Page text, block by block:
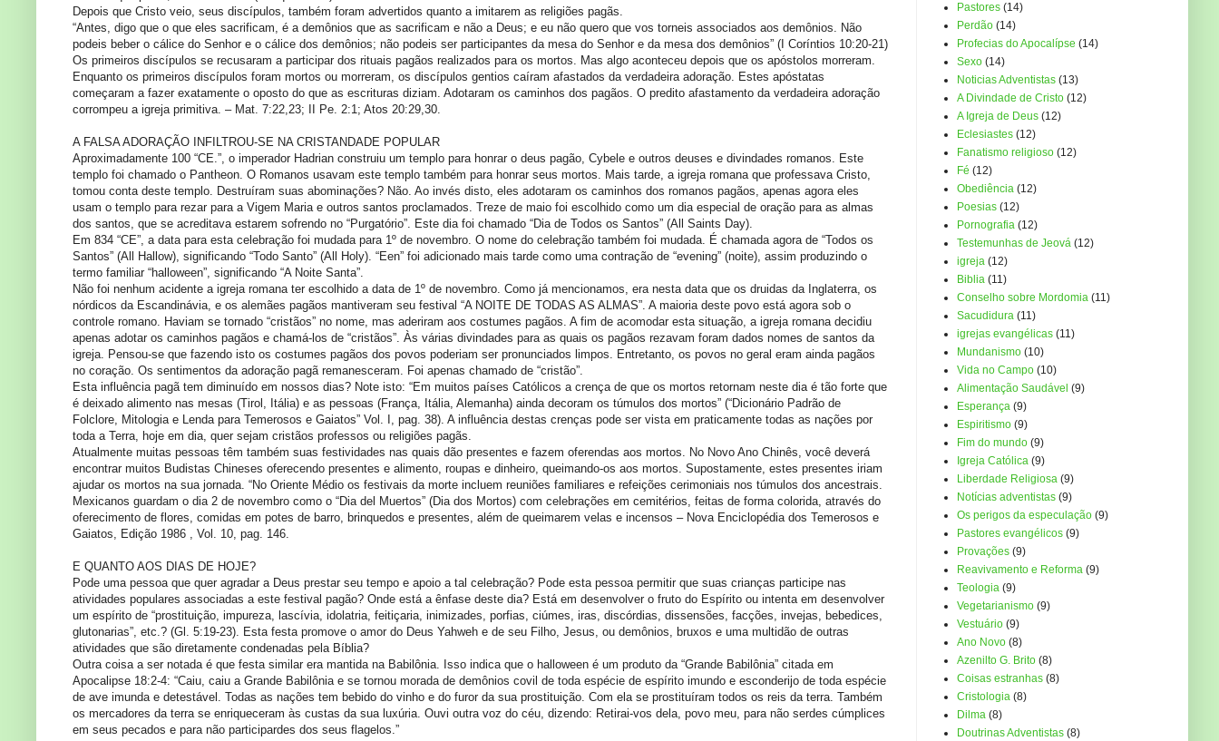
Depois que Cristo veio, seus discípulos, também foram advertidos quanto a imitarem as religiões pagãs.
“Antes, digo que o que eles sacrificam, é a demônios que as sacrificam e não a Deus; e eu não quero que vos torneis associados aos demônios. Não
podeis beber o cálice do Senhor e o cálice dos demônios; não podeis ser participantes da mesa do Senhor e da mesa dos demônios” (I Coríntios 10:20-21)
Os primeiros discípulos se recusaram a participar dos rituais pagãos realizados para os mortos. Mas algo aconteceu depois que os apóstolos morreram.
Enquanto os primeiros discípulos foram mortos ou morreram, os discípulos gentios caíram afastados da verdadeira adoração. Estes apóstatas
começaram a fazer exatamente o oposto do que as escrituras diziam. Adotaram os caminhos dos pagãos. O predito afastamento da verdadeira adoração
corrompeu a igreja primitiva. – Mat. 7:22,23; II Pe. 2:1; Atos 20:29,30.
A FALSA ADORAÇÃO INFILTROU-SE NA CRISTANDADE POPULAR
Aproximadamente 100 “CE.”, o imperador Hadrian construiu um templo para honrar o deus pagão, Cybele e outros deuses e divindades romanos. Este
templo foi chamado o Pantheon. O Romanos usavam este templo também para honrar seus mortos. Mais tarde, a igreja romana que professava Cristo,
tomou conta deste templo. Destruíram suas abominações? Não. Ao invés disto, eles adotaram os caminhos dos romanos pagãos, apenas agora eles
usam o templo para rezar para a Vigem Maria e outros santos proclamados. Treze de maio foi escolhido como um dia especial de oração para as almas
dos santos, que se acreditava estarem sofrendo no “Purgatório”. Este dia foi chamado “Dia de Todos os Santos” (All Saints Day).
Em 834 “CE”, a data para esta celebração foi mudada para 1º de novembro. O nome do celebração também foi mudada. É chamada agora de “Todos os
Santos” (All Hallow), significando “Todo Santo” (All Holy). “Een” foi adicionado mais tarde como uma contração de “evening” (noite), assim produzindo o
termo familiar “halloween”, significando “A Noite Santa”.
Não foi nenhum acidente a igreja romana ter escolhido a data de 1º de novembro. Como já mencionamos, era nesta data que os druidas da Inglaterra, os
nórdicos da Escandinávia, e os alemães pagãos mantiveram seu festival “A NOITE DE TODAS AS ALMAS”. A maioria deste povo está agora sob o
controle romano. Haviam se tornado “cristãos” no nome, mas aderiram aos costumes pagãos. A fim de acomodar esta situação, a igreja romana decidiu
apenas adotar os caminhos pagãos e chamá-los de “cristãos”. Às várias divindades para as quais os pagãos rezavam foram dados nomes de santos da
igreja. Pensou-se que fazendo isto os costumes pagãos dos povos poderiam ser pronunciados limpos. Entretanto, os povos no geral eram ainda pagãos
no coração. Os sentimentos da adoração pagã remanesceram. Foi apenas chamado de “cristão”.
Esta influência pagã tem diminuído em nossos dias? Note isto: “Em muitos países Católicos a crença de que os mortos retornam neste dia é tão forte que
é deixado alimento nas mesas (Tirol, Itália) e as pessoas (França, Itália, Alemanha) ainda decoram os túmulos dos mortos” (“Dicionário Padrão de
Folclore, Mitologia e Lenda para Temerosos e Gaiatos” Vol. I, pag. 38). A influência destas crenças pode ser vista em praticamente todas as nações por
toda a Terra, hoje em dia, quer sejam cristãos professos ou religiões pagãs.
Atualmente muitas pessoas têm também suas festividades nas quais dão presentes e fazem oferendas aos mortos. No Novo Ano Chinês, você deverá
encontrar muitos Budistas Chineses oferecendo presentes e alimento, roupas e dinheiro, queimando-os aos mortos. Supostamente, estes presentes iriam
ajudar os mortos na sua jornada. “No Oriente Médio os festivais da morte incluem reuniões familiares e refeições cerimoniais nos túmulos dos ancestrais.
Mexicanos guardam o dia 2 de novembro como o “Dia del Muertos” (Dia dos Mortos) com celebrações em cemitérios, feitas de forma colorida, através do
oferecimento de flores, comidas em potes de barro, brinquedos e presentes, além de queimarem velas e incensos – Nova Enciclopédia dos Temerosos e
Gaiatos, Edição 1986 , Vol. 10, pag. 146.
E QUANTO AOS DIAS DE HOJE?
Pode uma pessoa que quer agradar a Deus prestar seu tempo e apoio a tal celebração? Pode esta pessoa permitir que suas crianças participe nas
atividades populares associadas a este festival pagão? Onde está a ênfase deste dia? Está em desenvolver o fruto do Espírito ou intenta em desenvolver
um espírito de “prostituição, impureza, lascívia, idolatria, feitiçaria, inimizades, porfias, ciúmes, iras, discórdias, dissensões, facções, invejas, bebedices,
glutonarias”, etc.? (Gl. 5:19-23). Esta festa promove o amor do Deus Yahweh e de seu Filho, Jesus, ou demônios, bruxos e uma multidão de outras
atividades que são diretamente condenadas pela Bíblia?
Outra coisa a ser notada é que festa similar era mantida na Babilônia. Isso indica que o halloween é um produto da “Grande Babilônia” citada em
Apocalipse 18:2-4: “Caiu, caiu a Grande Babilônia e se tornou morada de demônios covil de toda espécie de espírito imundo e esconderijo de toda espécie
de ave imunda e detestável. Todas as nações tem bebido do vinho e do furor da sua prostituição. Com ela se prostituíram todos os reis da terra. Também
os mercadores da terra se enriqueceram às custas da sua luxúria. Ouvi outra voz do céu, dizendo: Retirai-vos dela, povo meu, para não serdes cúmplices
em seus pecados e para não participardes dos seus flagelos.”
Pastores (14)
Perdão (14)
Profecias do Apocalípse (14)
Sexo (14)
Noticias Adventistas (13)
A Divindade de Cristo (12)
A Igreja de Deus (12)
Eclesiastes (12)
Fanatismo religioso (12)
Fé (12)
Obediência (12)
Poesias (12)
Pornografia (12)
Testemunhas de Jeová (12)
igreja (12)
Biblia (11)
Conselho sobre Mordomia (11)
Sacudidura (11)
igrejas evangélicas (11)
Mundanismo (10)
Vida no Campo (10)
Alimentação Saudável (9)
Esperança (9)
Espiritismo (9)
Fim do mundo (9)
Igreja Católica (9)
Liberdade Religiosa (9)
Notícias adventistas (9)
Os perigos da especulação (9)
Pastores evangélicos (9)
Provações (9)
Reavivamento e Reforma (9)
Teologia (9)
Vegetarianismo (9)
Vestuário (9)
Ano Novo (8)
Azenilto G. Brito (8)
Coisas estranhas (8)
Cristologia (8)
Dilma (8)
Doutrinas Adventistas (8)